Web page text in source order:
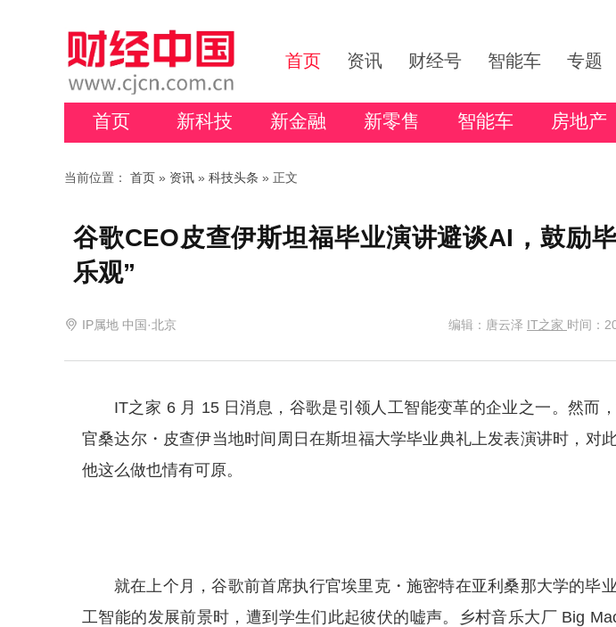
首页 资讯 财经号 智能车 专题
首页 新科技 新金融 新零售 智能车 房地产
当前位置： 首页 » 资讯 » 科技头条 » 正文
谷歌CEO皮查伊斯坦福毕业演讲避谈AI，鼓励
乐观”
IP属地 中国·北京 编辑：唐云泽 IT之家 时间：
IT之家 6 月 15 日消息，谷歌是引领人工智能变革的企业之一。然而
官桑达尔・皮查伊当地时间周日在斯坦福大学毕业典礼上发表演讲时，对
他这么做也情有可原。
就在上个月，谷歌前首席执行官埃里克・施密特在亚利桑那大学的毕
工智能的发展前景时，遭到学生们此起彼伏的嘘声。乡村音乐大厂 Big